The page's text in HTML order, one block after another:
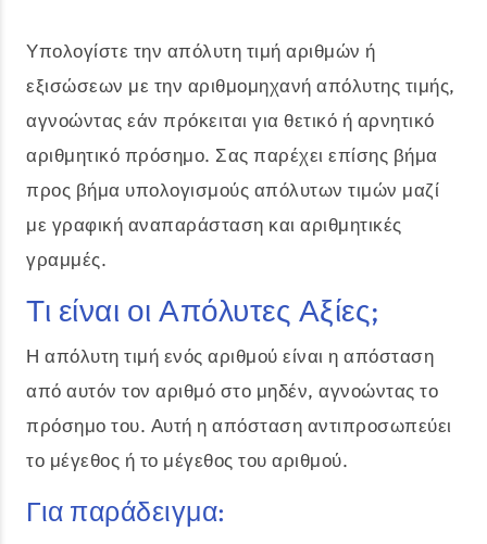
Υπολογίστε την απόλυτη τιμή αριθμών ή
εξισώσεων με την αριθμομηχανή απόλυτης τιμής,
αγνοώντας εάν πρόκειται για θετικό ή αρνητικό
αριθμητικό πρόσημο. Σας παρέχει επίσης βήμα
προς βήμα υπολογισμούς απόλυτων τιμών μαζί
με γραφική αναπαράσταση και αριθμητικές
γραμμές.
Τι είναι οι Απόλυτες Αξίες;
Η απόλυτη τιμή ενός αριθμού είναι η απόσταση
από αυτόν τον αριθμό στο μηδέν, αγνοώντας το
πρόσημο του. Αυτή η απόσταση αντιπροσωπεύει
το μέγεθος ή το μέγεθος του αριθμού.
Για παράδειγμα: